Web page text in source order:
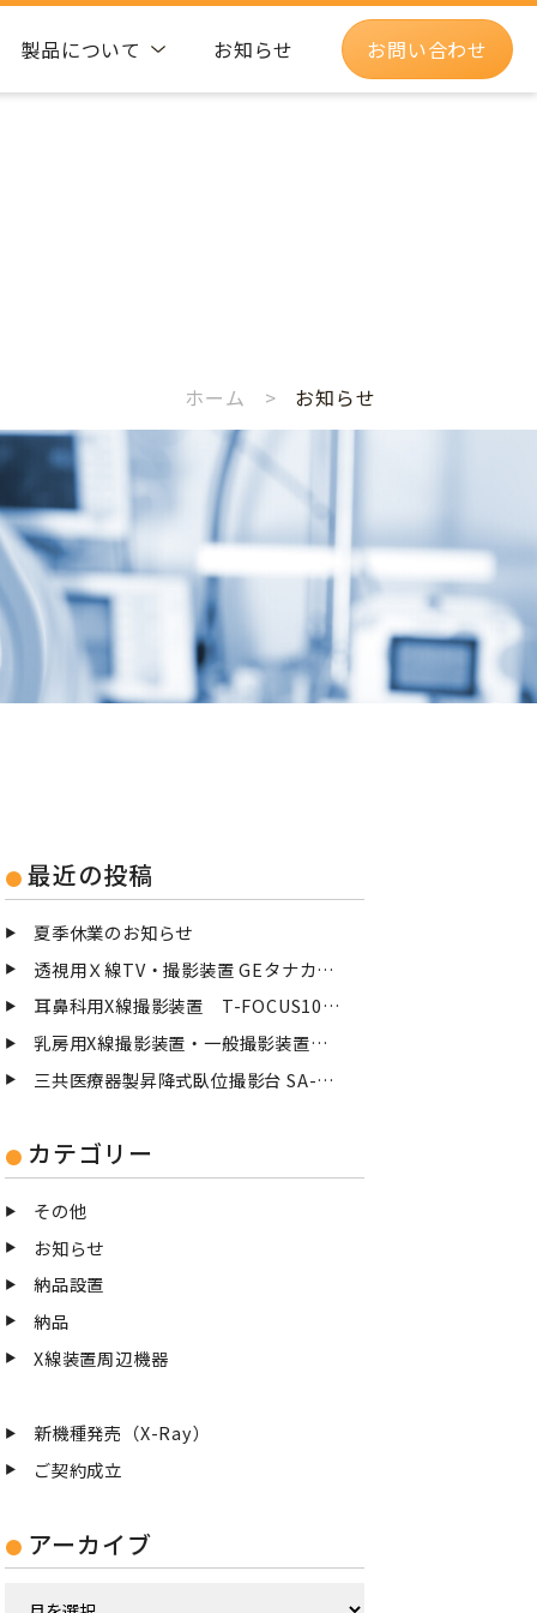
製品について お知らせ お問い合わせ
ホーム > お知らせ
最近の投稿
夏季休業のお知らせ
透視用Ｘ線TV・撮影装置 GEタナカメディカルシステム TXーⅢ 点検
耳鼻科用X線撮影装置 T-FOCUS100を撤去致しました
乳房用X線撮影装置・一般撮影装置を撤去致しました
三共医療器製昇降式臥位撮影台 SA-83/Mを納品設置致しました
カテゴリー
その他
お知らせ
納品設置
納品
X線装置周辺機器
新機種発売（X-Ray）
ご契約成立
アーカイブ